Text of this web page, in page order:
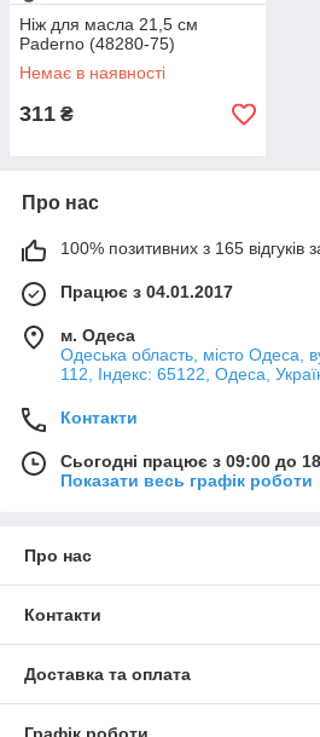
Ніж для масла 21,5 см
Paderno (48280-75)
Немає в наявності
311 ₴
Про нас
100% позитивних з 165 відгуків
Працює з 04.01.2017
м. Одеса
Одеська область, місто Одеса,
112, Індекс: 65122, Одеса,
Контакти
Сьогодні працює з 09:00 до
Показати весь графік роботи
Про нас
Контакти
Доставка та оплата